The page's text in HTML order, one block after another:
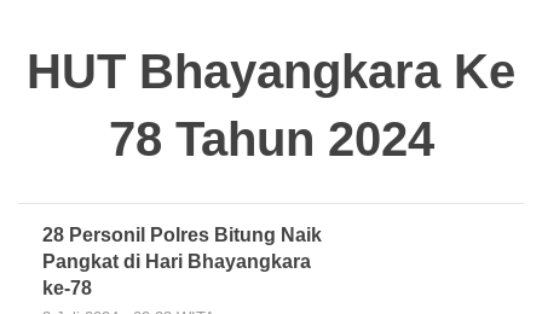
HUT Bhayangkara Ke
78 Tahun 2024
28 Personil Polres Bitung Naik
Pangkat di Hari Bhayangkara
ke-78